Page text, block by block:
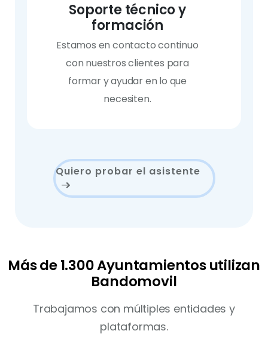
Soporte técnico y
formación
Estamos en contacto continuo
con nuestros clientes para
formar y ayudar en lo que
necesiten.
Quiero probar el asistente
Más de 1.300 Ayuntamientos utilizan
Bandomovil
Trabajamos con múltiples entidades y
plataformas.